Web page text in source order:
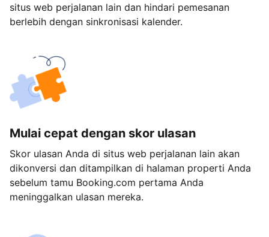
situs web perjalanan lain dan hindari pemesanan
berlebih dengan sinkronisasi kalender.
Mulai cepat dengan skor ulasan
Skor ulasan Anda di situs web perjalanan lain akan
dikonversi dan ditampilkan di halaman properti Anda
sebelum tamu Booking.com pertama Anda
meninggalkan ulasan mereka.